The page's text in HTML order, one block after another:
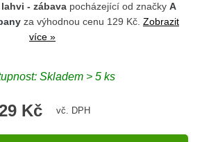
- zábavapocházející od značky A
za výhodnou cenu 129 Kč. Zobrazit
více »
Skladem > 5 ks
Kč vč. DPH